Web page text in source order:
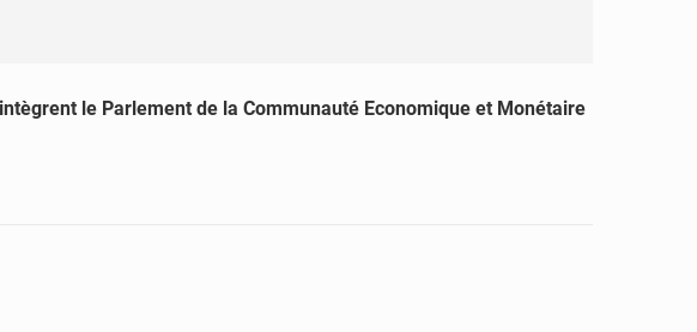
le Parlement de la Communauté Economique et Monétaire